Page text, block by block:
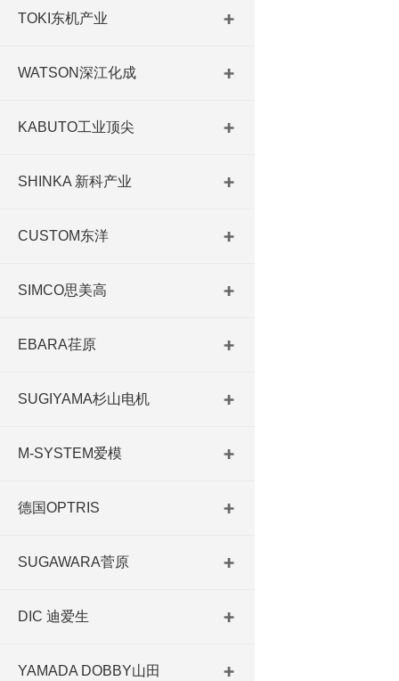
TOKI东机产业
WATSON深江化成
KABUTO工业顶尖
SHINKA 新科产业
CUSTOM东洋
SIMCO思美高
EBARA荏原
SUGIYAMA杉山电机
M-SYSTEM爱模
德国OPTRIS
SUGAWARA菅原
DIC 迪爱生
YAMADA DOBBY山田